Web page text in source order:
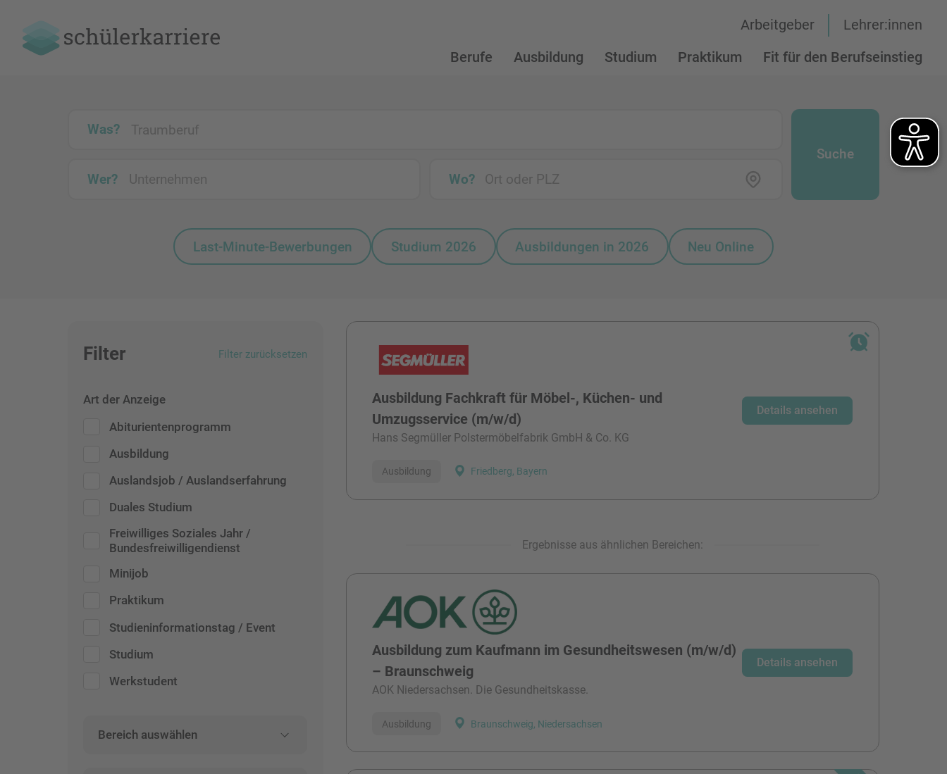
Berufe Ausbildung Studium Praktikum Fit für den Berufseinstieg
Arbeitgeber Lehrer:innen
Was?
Wer? Wo?
Suche
Last-Minute-Bewerbungen Studium 2026 Ausbildungen in 2026 Neu Online
Filter Filter zurücksetzen
Art der Anzeige
Abiturientenprogramm
Ausbildung
Auslandsjob / Auslandserfahrung
Duales Studium
Freiwilliges Soziales Jahr /
Bundesfreiwilligendienst
Minijob
Praktikum
Studieninformationstag / Event
Studium
Werkstudent
Bereich auswählen
Alle Stellen
Ausbildung Fachkraft für Möbel-, Küchen- und
Umzugsservice (m/w/d)
Hans Segmüller Polstermöbelfabrik GmbH & Co. KG
Friedberg, Bayern
Ausbildung
Details ansehen
Ergebnisse aus ähnlichen Bereichen:
Ausbildung zum Kaufmann im Gesundheitswesen (m/w/d)
– Braunschweig
AOK Niedersachsen. Die Gesundheitskasse.
Braunschweig, Niedersachsen
Ausbildung
Details ansehen